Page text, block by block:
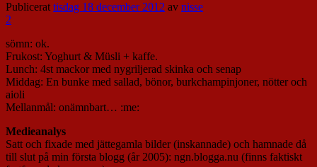
Publicerat tisdag 18 december 2012 av nisse
2
sömn: ok.
Frukost: Yoghurt & Müsli + kaffe.
Lunch: 4st mackor med nygriljerad skinka och senap
Middag: En bunke med sallad, bönor, burkchampinjoner, nötter och
aioli
Mellanmål: onämnbart… :me:
Medieanalys
Satt och fixade med jättegamla bilder (inskannade) och hamnade då
till slut på min första blogg (år 2005): ngn.blogga.nu (finns faktiskt